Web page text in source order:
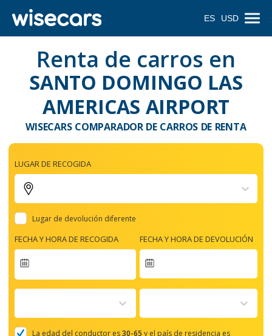
ES USD
Renta de carros en
SANTO DOMINGO LAS
AMERICAS AIRPORT
WISECARS COMPARADOR DE CARROS DE RENTA
LUGAR DE RECOGIDA
Lugar de devolución diferente
FECHA Y HORA DE RECOGIDA
forward
with
the
FECHA Y HORA DE DEVOLUCIÓN
La edad del conductor es30-65 y el país de residencia es